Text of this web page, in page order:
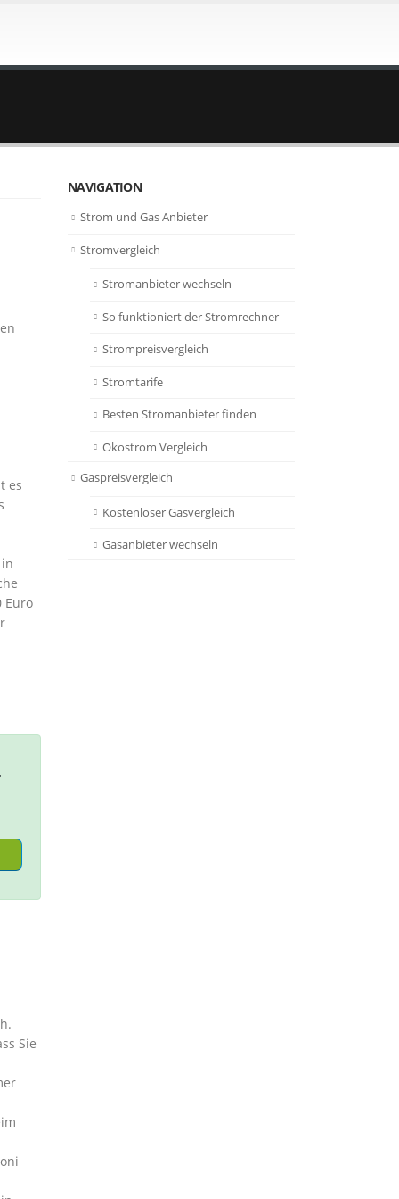
es
Euro
Sie
NAVIGATION
Strom und Gas Anbieter
Stromvergleich
Stromanbieter wechseln
So funktioniert der Stromrechner
Strompreisvergleich
Stromtarife
Besten Stromanbieter finden
Ökostrom Vergleich
Gaspreisvergleich
Kostenloser Gasvergleich
Gasanbieter wechseln